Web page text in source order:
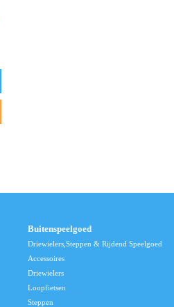
Buitenspeelgoed
Driewielers,Steppen & Rijdend Speelgoed
Accessoires
Driewielers
Loopfietsen
Steppen